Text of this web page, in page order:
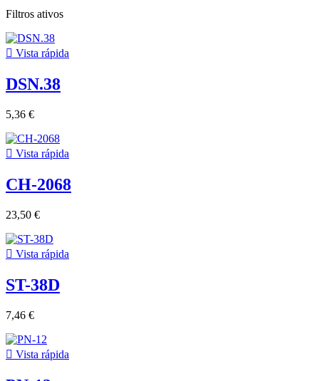
Filtros ativos
 Vista rápida
DSN.38
5,36 €
 Vista rápida
CH-2068
23,50 €
 Vista rápida
ST-38D
7,46 €
 Vista rápida